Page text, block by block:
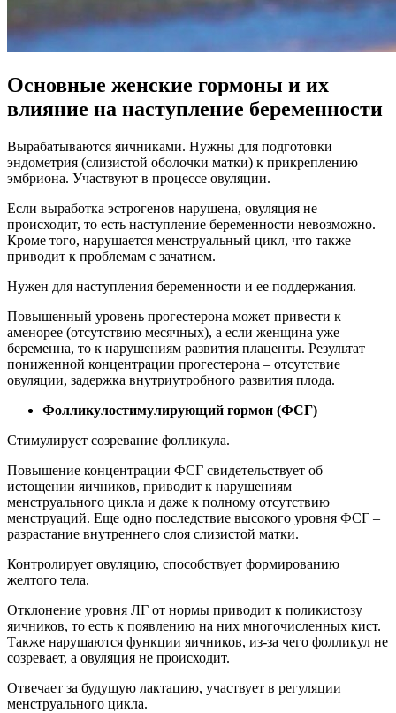
Основные женские гормоны и их
влияние на наступление беременности
Вырабатываются яичниками. Нужны для подготовки
эндометрия (слизистой оболочки матки) к прикреплению
эмбриона. Участвуют в процессе овуляции.
Если выработка эстрогенов нарушена, овуляция не
происходит, то есть наступление беременности невозможно.
Кроме того, нарушается менструальный цикл, что также
приводит к проблемам с зачатием.
Нужен для наступления беременности и ее поддержания.
Повышенный уровень прогестерона может привести к
аменорее (отсутствию месячных), а если женщина уже
беременна, то к нарушениям развития плаценты. Результат
пониженной концентрации прогестерона – отсутствие
овуляции, задержка внутриутробного развития плода.
Фолликулостимулирующий гормон (ФСГ)
Стимулирует созревание фолликула.
Повышение концентрации ФСГ свидетельствует об
истощении яичников, приводит к нарушениям
менструального цикла и даже к полному отсутствию
менструаций. Еще одно последствие высокого уровня ФСГ –
разрастание внутреннего слоя слизистой матки.
Контролирует овуляцию, способствует формированию
желтого тела.
Отклонение уровня ЛГ от нормы приводит к поликистозу
яичников, то есть к появлению на них многочисленных кист.
Также нарушаются функции яичников, из-за чего фолликул не
созревает, а овуляция не происходит.
Отвечает за будущую лактацию, участвует в регуляции
менструального цикла.